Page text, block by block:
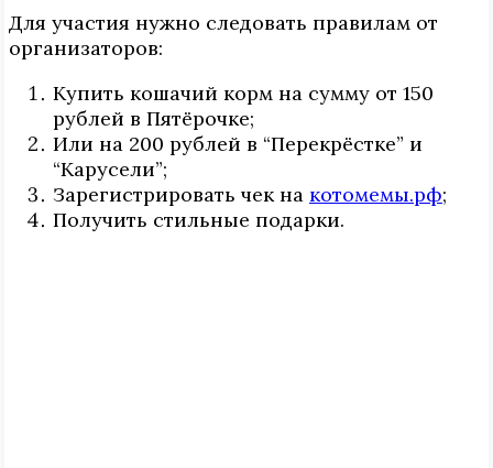
Для участия нужно следовать правилам от
организаторов:
Купить кошачий корм на сумму от 150
рублей в Пятёрочке;
Или на 200 рублей в “Перекрёстке” и
“Карусели”;
Зарегистрировать чек на котомемы.рф;
Получить стильные подарки.